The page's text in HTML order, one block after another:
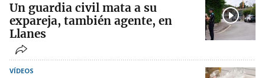
Un guardia civil mata a su
expareja, también agente, en
Llanes
VÍDEOS